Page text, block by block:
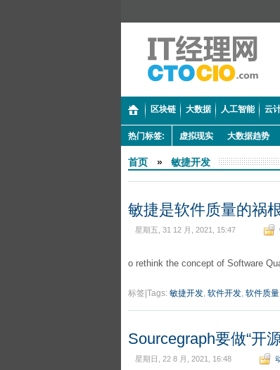
区块链 大数据 人工智能 云
热门标签: 虚拟现实 大数据趋势
首页 » 敏捷开发
敏捷是软件质量的祸
星期五, 31 12 月, 2021, 15:47
o rethink the concept of Software
标签|Tags: 敏捷开发, 软件开发, 软件质量
Sourcegraph要做“开
星期日, 22 8 月, 2021, 16:48